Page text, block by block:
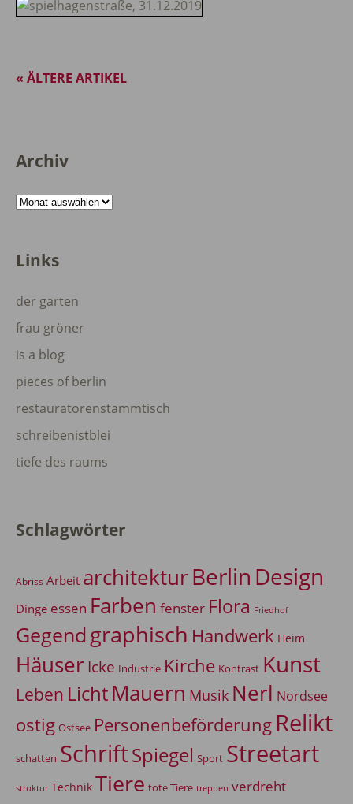
« ÄLTERE ARTIKEL
Archiv
Archiv
Links
der garten
frau gröner
is a blog
pieces of berlin
restauratorenstammtisch
schreibenistblei
tiefe des raums
Schlagwörter
Abriss Arbeit architekturBerlin Design
Dinge essen Farben fenster Flora Friedhof
Gegendgraphisch Handwerk Heim
Häuser Icke Industrie Kirche Kontrast Kunst
Leben LichtMauern Musik Nerl Nordsee
ostig Ostsee Personenbeförderung Relikt
schatten SchriftSpiegel Sport Streetart
struktur Technik Tiere tote Tiere treppen verdreht